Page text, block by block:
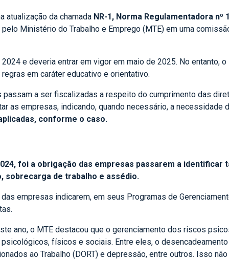
atualização da chamada NR-1, Norma Regulamentadora nº
Ministério do Trabalho e Emprego (MTE) em uma
e deveria entrar em vigor em maio de 2025. No entanto,
em caráter educativo e orientativo.
a ser fiscalizadas a respeito do cumprimento das
as empresas, indicando, quando necessário, a necessidade
conforme o caso.
foi a obrigação das empresas passarem a
sobrecarga de trabalho e assédio.
empresas indicarem, em seus Programas de
ano, o MTE destacou que o gerenciamento dos riscos
físicos e sociais. Entre eles, o
ao Trabalho (DORT) e depressão, entre outros. Isso